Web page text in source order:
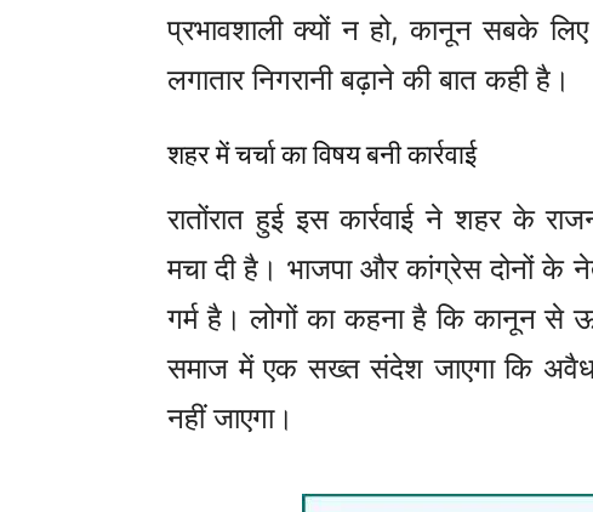
प्रभावशाली क्यों न हो, कानून सबके
लगातार निगरानी बढ़ाने की बात कही है।
शहर में चर्चा का विषय बनी कार्रवाई
रातोंरात हुई इस कार्रवाई ने शहर के
मचा दी है। भाजपा और कांग्रेस दोनों के
गर्म है। लोगों का कहना है कि कानून से
समाज में एक सख्त संदेश जाएगा कि अवैध
नहीं जाएगा।